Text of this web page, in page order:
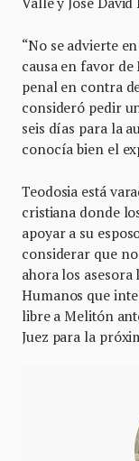
“No se advierte
causa en favor de
penal en contra
consideró pedir
seis días para la
conocía bien el
Teodosia está
cristiana donde
apoyar a su
considerar que
ahora los
Humanos que
libre a Melitón
Juez para la